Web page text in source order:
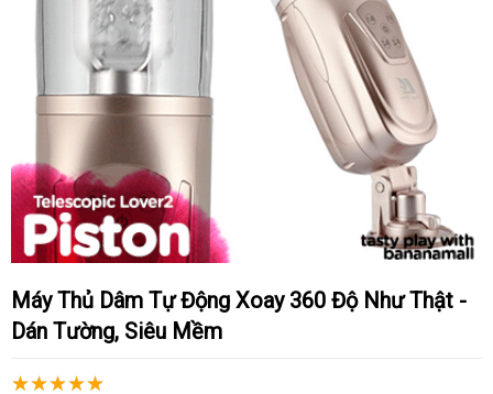
Máy Thủ Dâm Tự Động Xoay 360 Độ Như Thật -
Dán Tường, Siêu Mềm